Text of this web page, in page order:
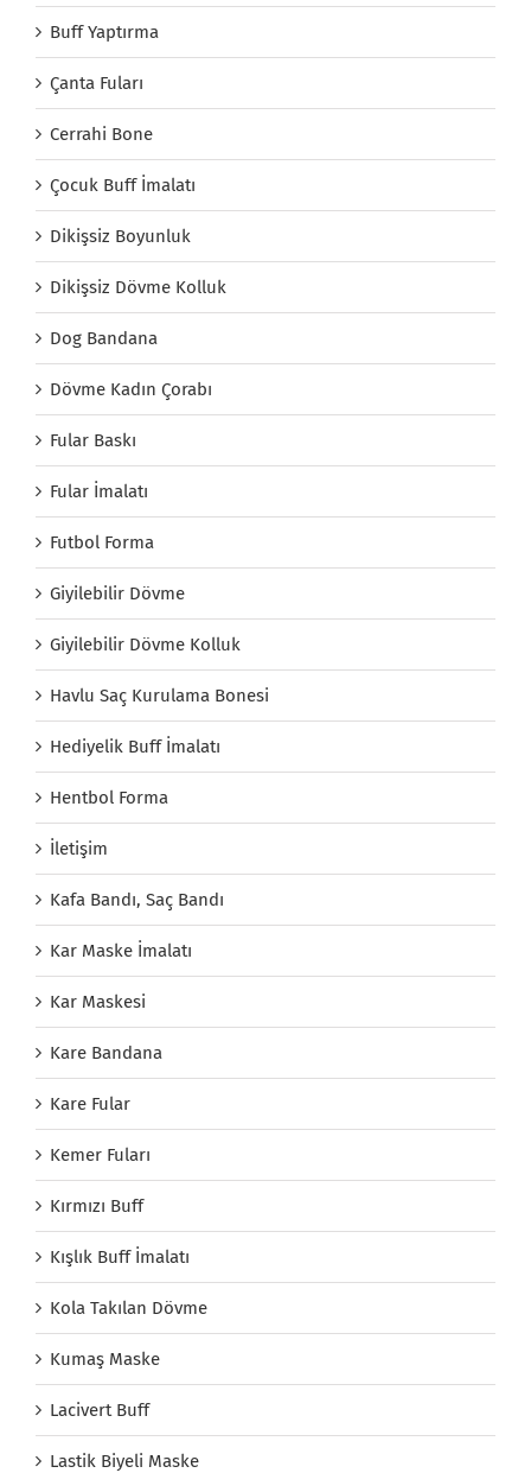
Buff Yaptırma
Çanta Fuları
Cerrahi Bone
Çocuk Buff İmalatı
Dikişsiz Boyunluk
Dikişsiz Dövme Kolluk
Dog Bandana
Dövme Kadın Çorabı
Fular Baskı
Fular İmalatı
Futbol Forma
Giyilebilir Dövme
Giyilebilir Dövme Kolluk
Havlu Saç Kurulama Bonesi
Hediyelik Buff İmalatı
Hentbol Forma
İletişim
Kafa Bandı, Saç Bandı
Kar Maske İmalatı
Kar Maskesi
Kare Bandana
Kare Fular
Kemer Fuları
Kırmızı Buff
Kışlık Buff İmalatı
Kola Takılan Dövme
Kumaş Maske
Lacivert Buff
Lastik Biyeli Maske